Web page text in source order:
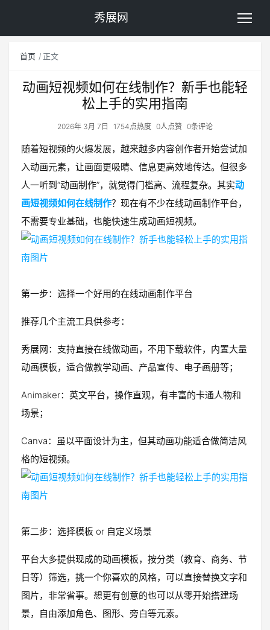
秀展网
首页 正文
动画短视频如何在线制作？新手也能轻
松上手的实用指南
2026年 3月 7日 1754点热度 0人点赞 0条评论
随着短视频的火爆发展，越来越多内容创作者开始尝试加
入动画元素，让画面更吸睛、信息更高效地传达。但很多
人一听到“动画制作”，就觉得门槛高、流程复杂。其实动
画短视频如何在线制作？现在有不少在线动画制作平台，
不需要专业基础，也能快速生成动画短视频。
第一步：选择一个好用的在线动画制作平台
推荐几个主流工具供参考：
秀展网：支持直接在线做动画，不用下载软件，内置大量
动画模板，适合做教学动画、产品宣传、电子画册等；
Animaker：英文平台，操作直观，有丰富的卡通人物和
场景；
Canva：虽以平面设计为主，但其动画功能适合做简洁风
格的短视频。
第二步：选择模板 or 自定义场景
平台大多提供现成的动画模板，按分类（教育、商务、节
日等）筛选，挑一个你喜欢的风格，可以直接替换文字和
图片，非常省事。想更有创意的也可以从零开始搭建场
景，自由添加角色、图形、旁白等元素。